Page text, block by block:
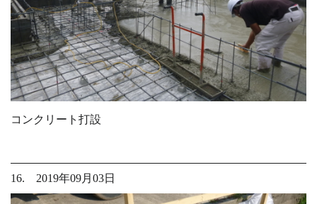
コンクリート打設
16. 2019年09月03日